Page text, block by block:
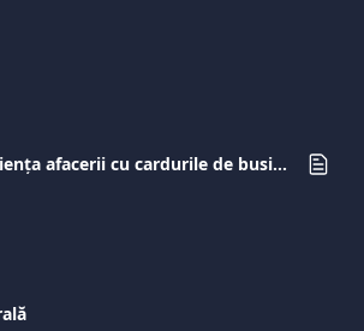
Deblochează eficiența afacerii cu cardurile de business Viva.com